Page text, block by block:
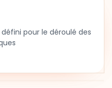
pour le déroulé des